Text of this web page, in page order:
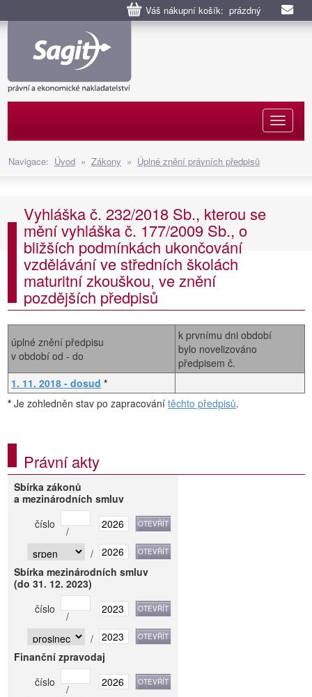
Váš nákupní košík: prázdný
Navigace: Úvod » Zákony » Úplné znění právních předpisů
Vyhláška č. 232/2018 Sb., kterou se
mění vyhláška č. 177/2009 Sb., o
bližších podmínkách ukončování
vzdělávání ve středních školách
maturitní zkouškou, ve znění
pozdějších předpisů
úplné znění předpisu
v období od - do
k prvnímu dni období
bylo novelizováno
předpisem č.
1. 11. 2018 - dosud *
* Je zohledněn stav po zapracování těchto předpisů.
Právní akty
Sbírka zákonů
a mezinárodních smluv
číslo
/
/
Sbírka mezinárodních smluv
(do 31. 12. 2023)
číslo
/
/
Finanční zpravodaj
číslo
/